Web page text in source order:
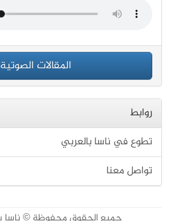
المقالات الصوتية
روابط
تطوع في ناسا بالعربي
تواصل معنا